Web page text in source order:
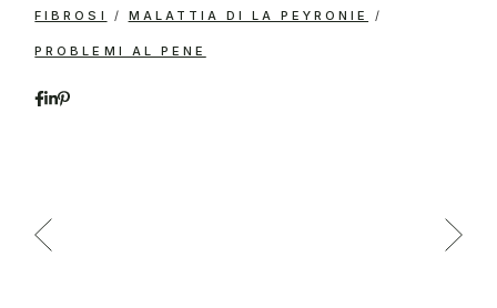
FIBROSI MALATTIA DI LA PEYRONIE
PROBLEMI AL PENE